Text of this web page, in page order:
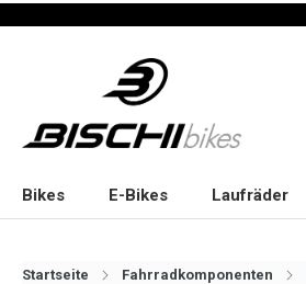
Bikes E-Bikes Laufräder
Startseite Fahrradkomponenten